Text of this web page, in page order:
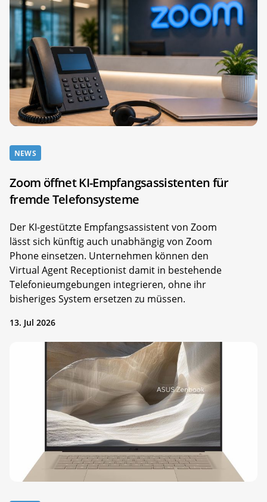
NEWS
Zoom öffnet KI-Empfangsassistenten für
fremde Telefonsysteme
Der KI-gestützte Empfangsassistent von Zoom
lässt sich künftig auch unabhängig von Zoom
Phone einsetzen. Unternehmen können den
Virtual Agent Receptionist damit in bestehende
Telefonieumgebungen integrieren, ohne ihr
bisheriges System ersetzen zu müssen.
13. Jul 2026